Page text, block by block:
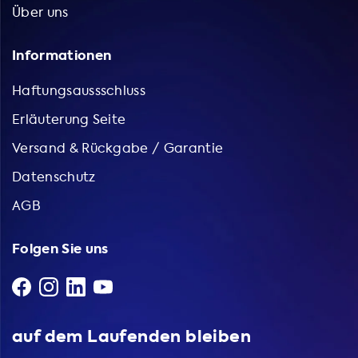
Über uns
Informationen
Haftungsaussschluss
Erläuterung Seite
Versand & Rückgabe / Garantie
Datenschutz
AGB
Folgen Sie uns
auf dem Laufenden bleiben